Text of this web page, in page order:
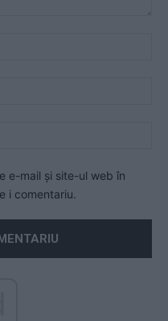
e-mail și site-ul web în
i comentariu.